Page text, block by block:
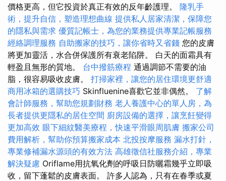
價格更高，但它投資於真正有效的反年齡護理。 隆乳手
術，提升自信，塑造理想曲線 提供私人居家清潔，保障您
的隱私與需求 優質記帳士，為您的業務提供專業記帳服務
經絡調理服務 自助搬家的技巧，讓你省時又省錢 您的皮膚
將更加靈活，水合併保護所有衰老陷阱。 白天的面霜具有
輕盈且無形的質地。 台中撥筋療程 通過調節不需要的油
脂，很容易吸收皮膚。 打掃家裡，讓您的居住環境更舒適
商用冰箱的選購技巧 Skinfluenine喜歡它並非偶然。 了解
會計師服務，幫助您規劃財務 老人養護中心的單人房，為
長者提供更隱私的居住空間 廚房設備的選擇，讓烹飪變得
更加高效 眼下細紋醫美療程，快速平滑眼周肌膚 搬家公司
費用解析，幫助你預算搬家成本 北投按摩服務 漏水打針，
專業修補漏水源頭的有效方法 高雄徵信社服務介紹，專業
解決疑慮 Oriflame用抗氧化劑的呼吸日防曬霜幾乎立即吸
收，留下蓬鬆的皮膚表面。 許多人認為，只有在春季或夏